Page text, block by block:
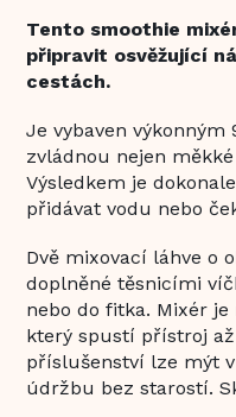
Tento smoothie
připravit osvěžující
cestách.
Je vybaven
zvládnou nejen
Výsledkem je
přidávat vodu nebo
Dvě mixovací láhve o
doplněné těsnicími
nebo do fitka. Mixér
který spustí přístroj až
příslušenství lze mýt
údržbu bez starostí.